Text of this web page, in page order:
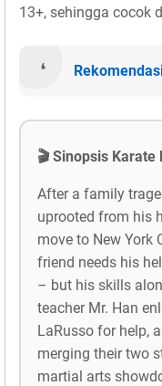
13+, sehingga cocok
🎬 Sinopsis Karate
After a family
uprooted from his
move to New York
friend needs his
– but his skills
teacher Mr. Han
LaRusso for help,
merging their two
martial arts